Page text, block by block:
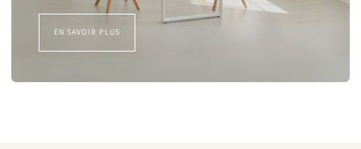
EN SAVOIR PLUS